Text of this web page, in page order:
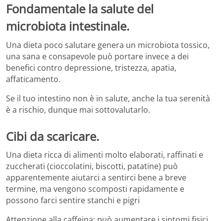
Fondamentale la salute del
microbiota intestinale.
Una dieta poco salutare genera un microbiota tossico,
una sana e consapevole può portare invece a dei
benefici contro depressione, tristezza, apatia,
affaticamento.
Se il tuo intestino non è in salute, anche la tua serenità
è a rischio, dunque mai sottovalutarlo.
Cibi da scaricare.
Una dieta ricca di alimenti molto elaborati, raffinati e
zuccherati (cioccolatini, biscotti, patatine) può
apparentemente aiutarci a sentirci bene a breve
termine, ma vengono scomposti rapidamente e
possono farci sentire stanchi e pigri